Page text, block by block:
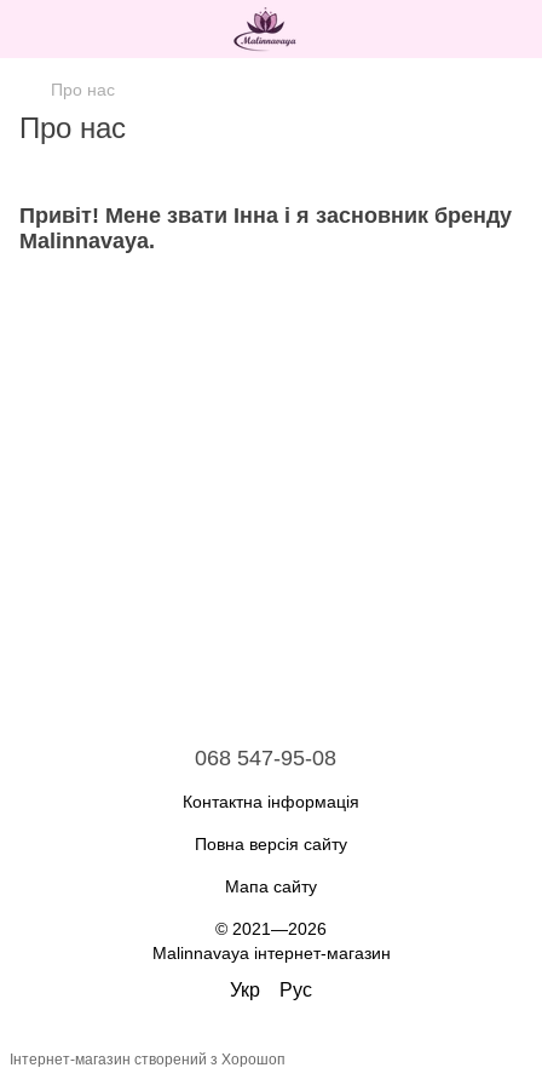
Про нас
Про нас
Привіт! Мене звати Інна і я засновник бренду
Malinnavaya.
068 547-95-08
Контактна інформація
Повна версія сайту
Мапа сайту
© 2021—2026
Malinnavaya інтернет-магазин
Укр Рус
Інтернет-магазин створений з Хорошоп